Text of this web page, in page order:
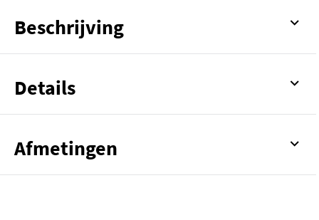
Beschrijving
Details
Afmetingen